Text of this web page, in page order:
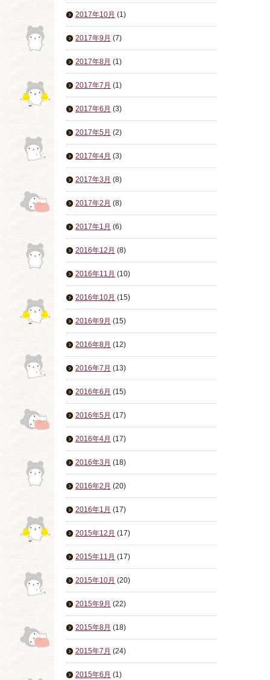
2017年10月 (1)
2017年9月 (7)
2017年8月 (1)
2017年7月 (1)
2017年6月 (3)
2017年5月 (2)
2017年4月 (3)
2017年3月 (8)
2017年2月 (8)
2017年1月 (6)
2016年12月 (8)
2016年11月 (10)
2016年10月 (15)
2016年9月 (15)
2016年8月 (12)
2016年7月 (13)
2016年6月 (15)
2016年5月 (17)
2016年4月 (17)
2016年3月 (18)
2016年2月 (20)
2016年1月 (17)
2015年12月 (17)
2015年11月 (17)
2015年10月 (20)
2015年9月 (22)
2015年8月 (18)
2015年7月 (24)
2015年6月 (1)